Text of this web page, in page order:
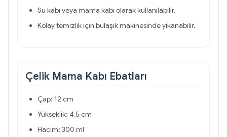
Su kabı veya mama kabı olarak kullanılabilir.
Kolay temizlik için bulaşık makinesinde yıkanabilir.
Çelik Mama Kabı Ebatları
Çap: 12 cm
Yükseklik: 4,5 cm
Hacim: 300 ml